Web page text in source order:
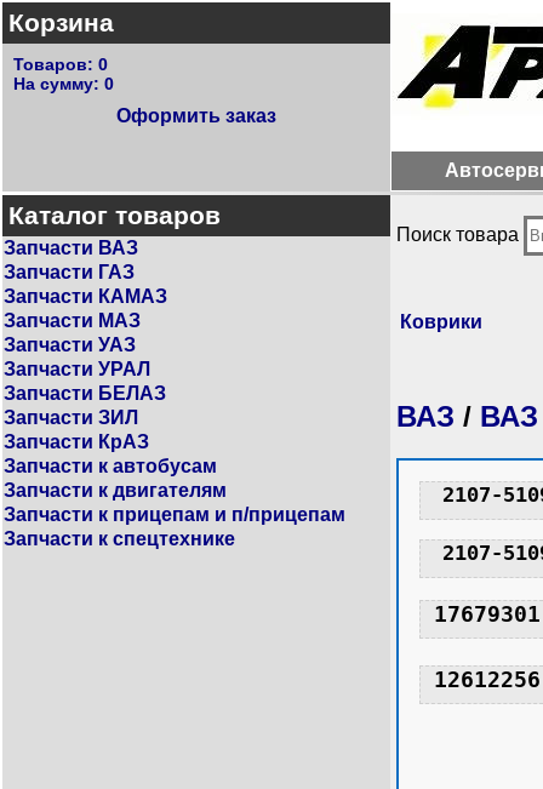
Корзина
Товаров: 0
На сумму: 0
Оформить заказ
Каталог товаров
Запчасти ВАЗ
Запчасти ГАЗ
Запчасти КАМАЗ
Запчасти МАЗ
Запчасти УАЗ
Запчасти УРАЛ
Запчасти БЕЛАЗ
Запчасти ЗИЛ
Запчасти КрАЗ
Запчасти к автобусам
Запчасти к двигателям
Запчасти к прицепам и п/прицепам
Запчасти к спецтехнике
Поиск товара
Коврики
ВАЗ / ВАЗ
12612256
17679301
2107-
2107-